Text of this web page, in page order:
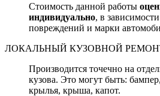
Стоимость данной работы
индивидуально, в
повреждений и марки
ЛОКАЛЬНЫЙ КУЗОВНОЙ
Производится точечно на
кузова. Это могут быть:
крылья, крыша, капот.